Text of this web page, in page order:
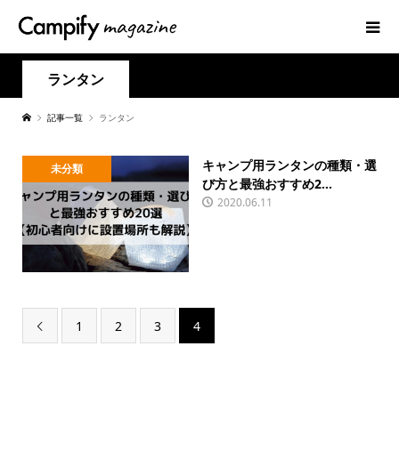
ランタン
記事一覧 ランタン
未分類
キャンプ用ランタンの種類・選
び方と最強おすすめ2...
2020.06.11
 1 2 3 4